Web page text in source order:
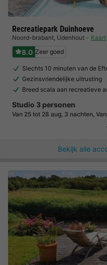
Recreatiepark Duinhoeve
Noord-brabant, Udenhout Kaart
8.0 Zeer goed
Slechts 10 minuten van de
Gezinsvriendelijke uitrusting
Breed scala aan recreatieve
Studio 3 personen
Van 25 tot 28 aug, 3 nachten,
Bekijk alle